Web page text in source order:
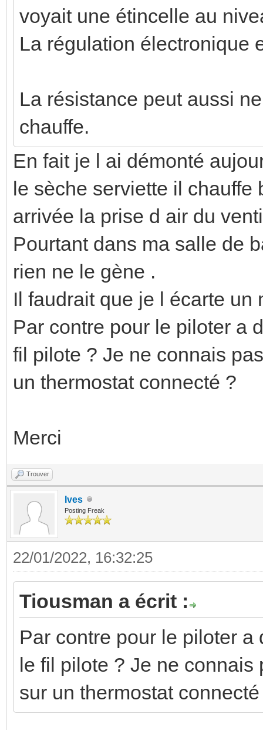
voyait une étincelle au
La régulation électronique
La résistance peut aussi
chauffe.
En fait je l ai démonté
le sèche serviette il
arrivée la prise d air du
Pourtant dans ma salle de
rien ne le gène .
Il faudrait que je l écarte un
Par contre pour le piloter a
fil pilote ? Je ne connais
un thermostat connecté ?
Merci
Trouver
Ives
Posting Freak
22/01/2022, 16:32:25
Tiousman a écrit :
Par contre pour le piloter
le fil pilote ? Je ne
sur un thermostat